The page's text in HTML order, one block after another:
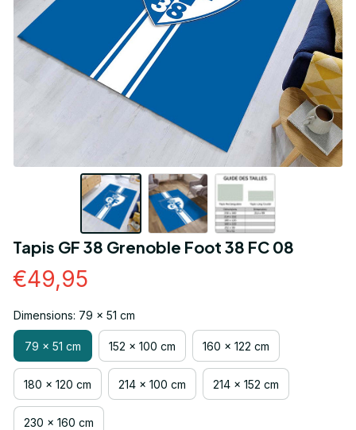
Tapis GF 38 Grenoble Foot 38 FC 08
€49,95
Dimensions: 79 x 51 cm
79 x 51 cm 152 x 100 cm 160 x 122 cm
180 x 120 cm 214 x 100 cm 214 x 152 cm
230 x 160 cm